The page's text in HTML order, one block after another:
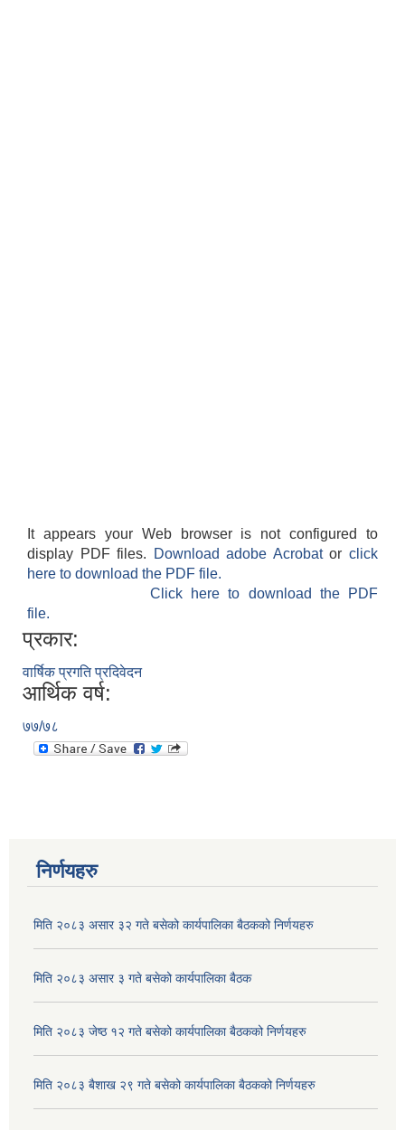
It appears your Web browser is not configured to
display PDF files.
Download adobe Acrobatorclick
here to download the PDF file.
Click here to download the PDF
file.
प्रकार:
वार्षिक प्रगति प्रदिवेदन
आर्थिक वर्ष:
७७/७८
निर्णयहरु
मिति २०८३ असार ३२ गते बसेको कार्यपालिका बैठकको निर्णयहरु
मिति २०८३ असार ३ गते बसेको कार्यपालिका बैठक
मिति २०८३ जेष्ठ १२ गते बसेको कार्यपालिका बैठकको निर्णयहरु
मिति २०८३ बैशाख २९ गते बसेको कार्यपालिका बैठकको निर्णयहरु